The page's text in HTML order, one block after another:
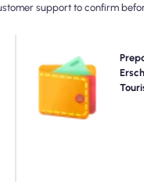
support to confirm
Wählen Sie
problemlose 4G/5G-
Voraus, um
vermeiden und